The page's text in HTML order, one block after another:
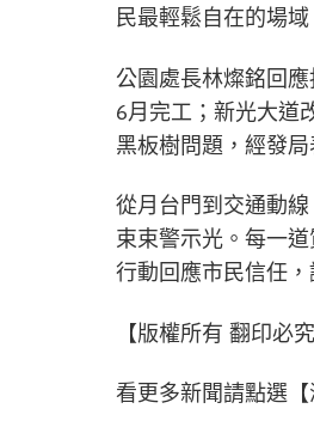
民最輕鬆自在的場
公園處長林燦銘回
6月完工；新光大道
黑板樹問題，經發
從月台門到交通動
束束警示光。每一
行動回應市民信任
【版權所有 翻印必
看更多新聞請點選【